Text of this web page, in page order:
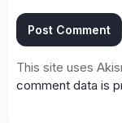
This site uses
comment data is